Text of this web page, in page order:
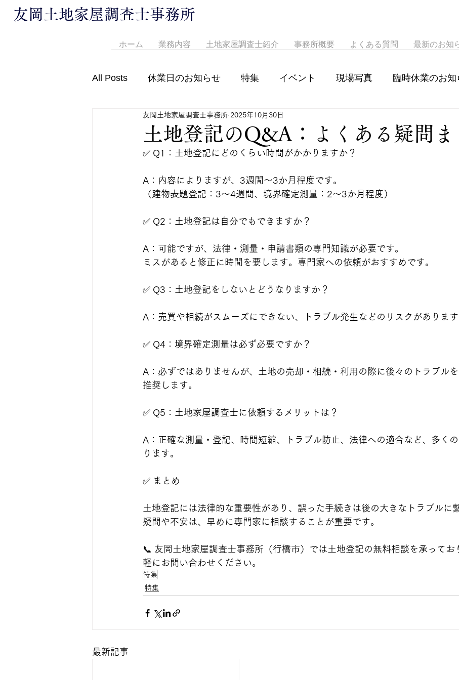
友岡土地家屋調査士事務所
ホーム
業務内容 土地家屋調査士紹介 事務所概要 よくある質問 最新のお知
All Posts 休業日のお知らせ 特集 イベント 現場写真 臨時休業のお知
営業時間変更のお知らせ
土地登記のQ&A：よくある疑問ま
友岡土地家屋調査士事務所 2025年10月30日
✅ Q1：土地登記にどのくらい時間がかかりますか？
A：内容によりますが、3週間〜3か月程度です。
（建物表題登記：3〜4週間、境界確定測量：2〜3か月程度）
✅ Q2：土地登記は自分でもできますか？
A：可能ですが、法律・測量・申請書類の専門知識が必要です。
ミスがあると修正に時間を要します。専門家への依頼がおすすめです。
✅ Q3：土地登記をしないとどうなりますか？
A：売買や相続がスムーズにできない、トラブル発生などのリスクがあります
✅ Q4：境界確定測量は必ず必要ですか？
A：必ずではありませんが、土地の売却・相続・利用の際に後々のトラブルを
推奨します。
✅ Q5：土地家屋調査士に依頼するメリットは？
A：正確な測量・登記、時間短縮、トラブル防止、法律への適合など、多く
ります。
✅ まとめ
土地登記には法律的な重要性があり、誤った手続きは後の大きなトラブルに
疑問や不安は、早めに専門家に相談することが重要です。
📞 友岡土地家屋調査士事務所（行橋市）では土地登記の無料相談を承ってお
軽にお問い合わせください。
特集
特集
最新記事